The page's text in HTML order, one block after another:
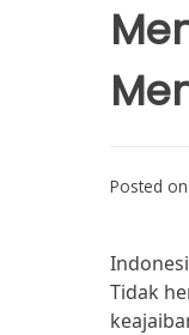
Posted on
Tidak